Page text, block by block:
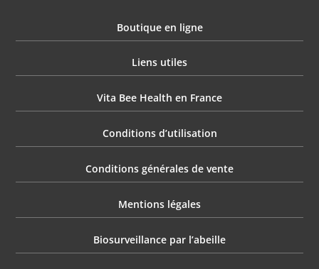
Boutique en ligne
Liens utiles
Vita Bee Health en France
Conditions d’utilisation
Conditions générales de vente
Mentions légales
Biosurveillance par l’abeille